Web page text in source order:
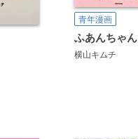
青年漫画
ふあんちゃん
横山キムチ